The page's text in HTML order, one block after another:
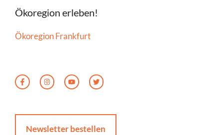
Ökoregion erleben!
Ökoregion Frankfurt
Newsletter bestellen